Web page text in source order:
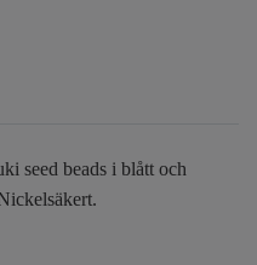
seed beads i blått och